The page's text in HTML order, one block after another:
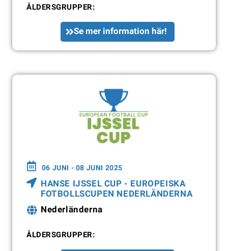
ÅLDERSGRUPPER:
Se mer information här!
06 JUNI - 08 JUNI 2025
HANSE IJSSEL CUP - EUROPEISKA
FOTBOLLSCUPEN NEDERLÄNDERNA
Nederländerna
ÅLDERSGRUPPER: